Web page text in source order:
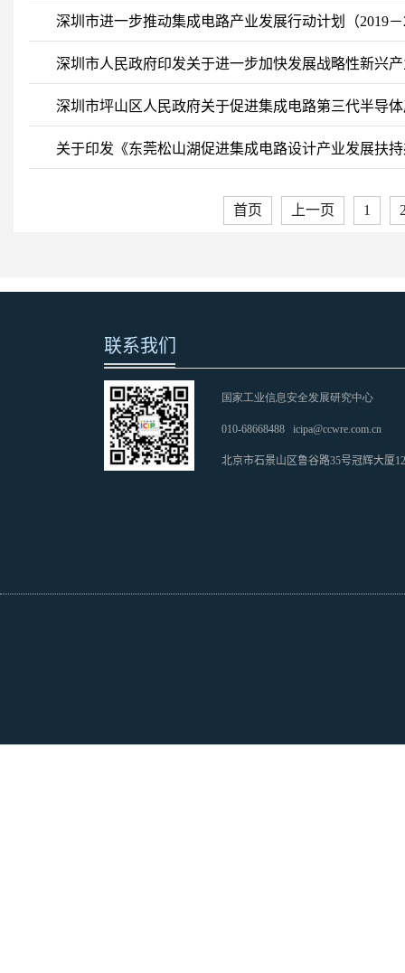
深圳市进一步推动集成电路产业发展行动计划（2019－
深圳市人民政府印发关于进一步加快发展战略性新兴
深圳市坪山区人民政府关于促进集成电路第三代半导
关于印发《东莞松山湖促进集成电路设计产业发展扶
首页 上一页 1
联系我们
国家工业信息安全发展研究中心
010-68668488 icipa@ccwre.com.cn
北京市石景山区鲁谷路35号冠辉大厦